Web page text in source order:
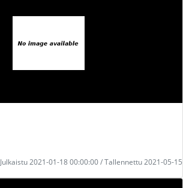
Julkaistu 2021-01-18 00:00:00 / Tallennettu 2021-05-15